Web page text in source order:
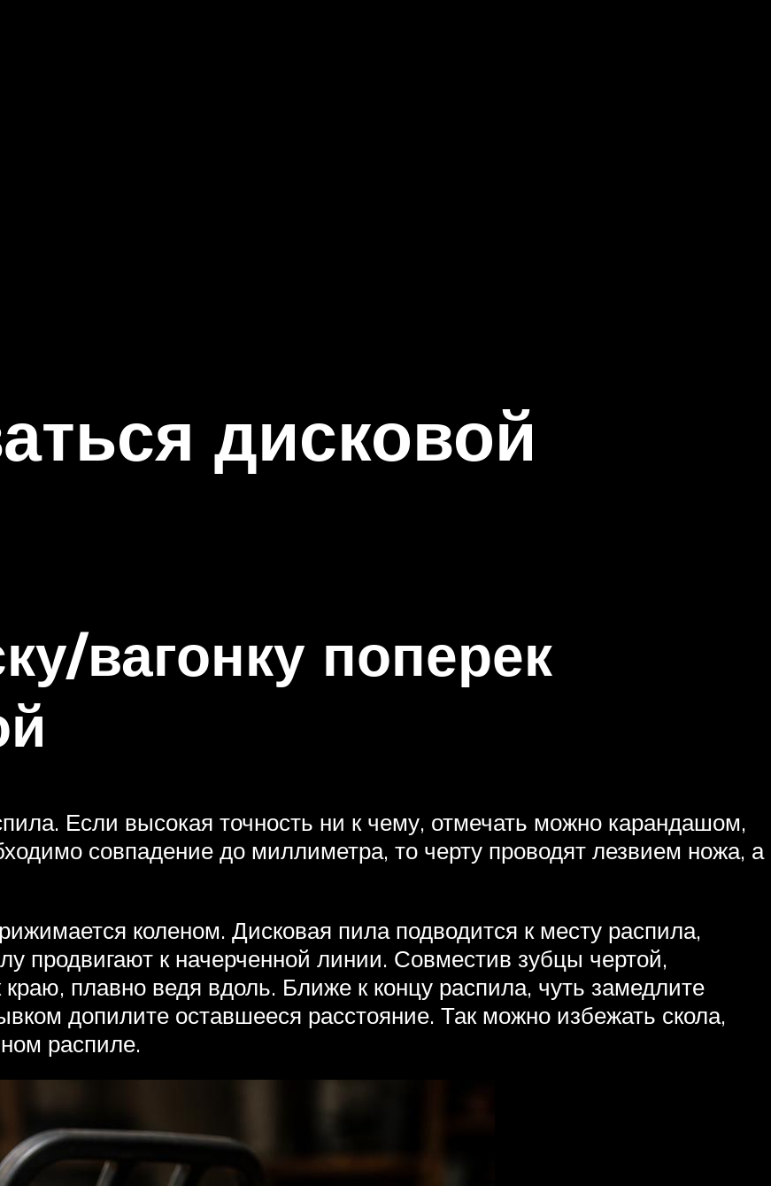
дисковой
вагонку поперек
Если высокая точность ни к чему, отмечать можно карандашом,
совпадение до миллиметра, то черту проводят лезвием ножа, а
коленом. Дисковая пила подводится к месту распила,
продвигают к начерченной линии. Совместив зубцы чертой,
плавно ведя вдоль. Ближе к концу распила, чуть замедлите
допилите оставшееся расстояние. Так можно избежать скола,
распиле.